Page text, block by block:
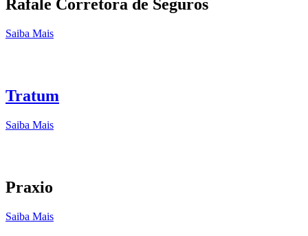
Rafale Corretora de Seguros
Saiba Mais
Tratum
Saiba Mais
Praxio
Saiba Mais